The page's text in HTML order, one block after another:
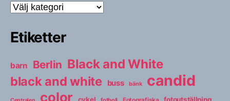
Kategorier
Etiketter
barn Berlin Black and White
black and white
buss bänk candid
color